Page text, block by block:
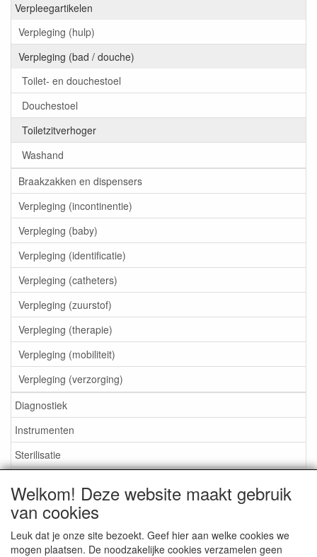
Verpleegartikelen
Verpleging (hulp)
Verpleging (bad / douche)
Toilet- en douchestoel
Douchestoel
Toiletzitverhoger
Washand
Braakzakken en dispensers
Verpleging (incontinentie)
Verpleging (baby)
Verpleging (identificatie)
Verpleging (catheters)
Verpleging (zuurstof)
Verpleging (therapie)
Verpleging (mobiliteit)
Verpleging (verzorging)
Diagnostiek
Instrumenten
Sterilisatie
Aktieartikelen
Welkom! Deze website maakt gebruik
van cookies
Leuk dat je onze site bezoekt. Geef hier aan welke cookies we
mogen plaatsen. De noodzakelijke cookies verzamelen geen